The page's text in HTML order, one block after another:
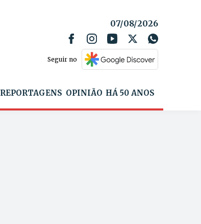
07/08/2026
Seguir no
REPORTAGENS OPINIÃO HÁ 50 ANOS